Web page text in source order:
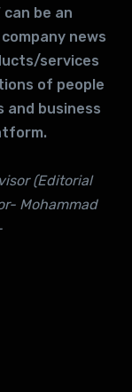
can be an
news
services
of people
and business
(Editorial
Mohammad